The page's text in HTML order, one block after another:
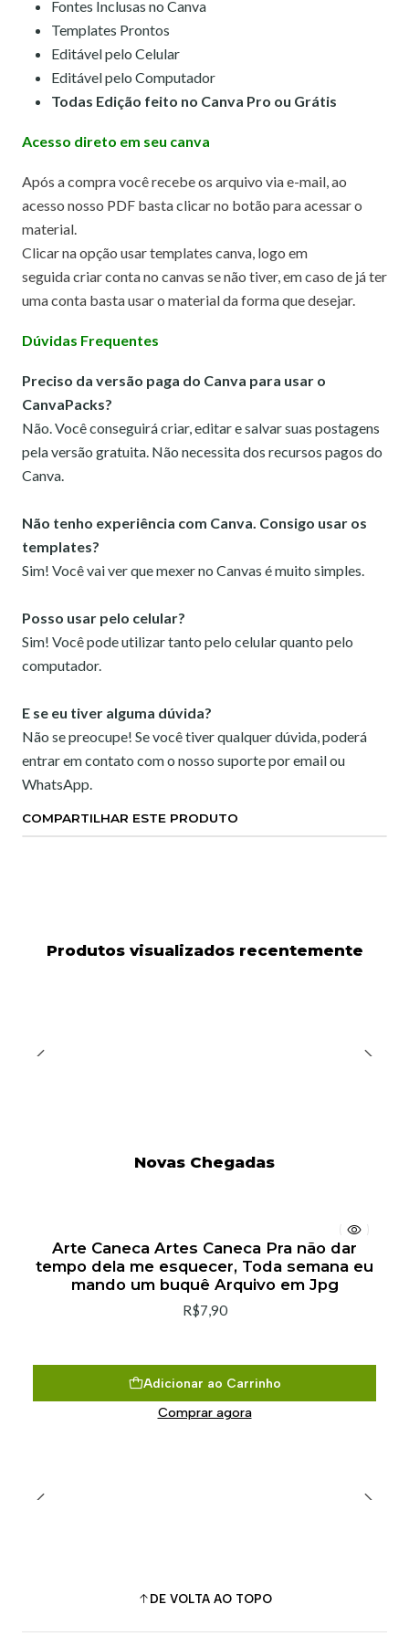
Fontes Inclusas no Canva
Templates Prontos
Editável pelo Celular
Editável pelo Computador
Todas Edição feito no Canva Pro ou Grátis
Acesso direto em seu canva
Após a compra você recebe os arquivo via e-mail, ao
acesso nosso PDF basta clicar no botão para acessar o
material.
Clicar na opção usar templates canva, logo em
seguida criar conta no canvas se não tiver, em caso de já ter
uma conta basta usar o material da forma que desejar.
Dúvidas Frequentes
Preciso da versão paga do Canva para usar o
CanvaPacks?
Não. Você conseguirá criar, editar e salvar suas postagens
pela versão gratuita. Não necessita dos recursos pagos do
Canva.
Não tenho experiência com Canva. Consigo usar os
templates?
Sim! Você vai ver que mexer no Canvas é muito simples.
Posso usar pelo celular?
Sim! Você pode utilizar tanto pelo celular quanto pelo
computador.
E se eu tiver alguma dúvida?
Não se preocupe! Se você tiver qualquer dúvida, poderá
entrar em contato com o nosso suporte por email ou
WhatsApp.
COMPARTILHAR ESTE PRODUTO
Produtos visualizados recentemente
Novas Chegadas
Arte Caneca Artes Caneca Pra não dar
tempo dela me esquecer, Toda semana eu
mando um buquê Arquivo em Jpg
R$7,90
Adicionar ao Carrinho
Comprar agora
DE VOLTA AO TOPO